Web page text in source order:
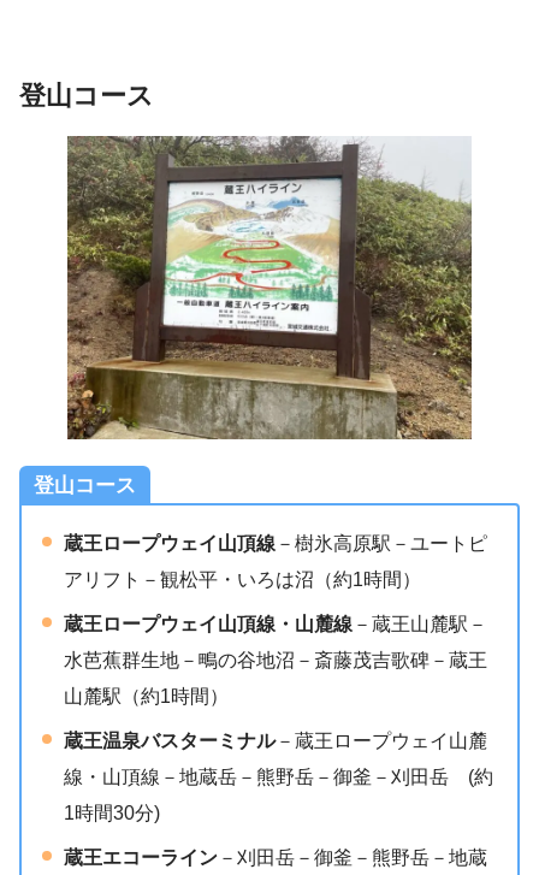
登山コース
登山コース
蔵王ロープウェイ山頂線 －樹氷高原駅－ユートピ
アリフト－観松平・いろは沼（約1時間）
蔵王ロープウェイ山頂線・山麓線 －蔵王山麓駅－
水芭蕉群生地－鴫の谷地沼－斎藤茂吉歌碑－蔵王
山麓駅（約1時間）
蔵王温泉バスターミナル－蔵王ロープウェイ山麓
線・山頂線－地蔵岳－熊野岳－御釜－刈田岳 (約
1時間30分)
蔵王エコーライン －刈田岳－御釜－熊野岳－地蔵